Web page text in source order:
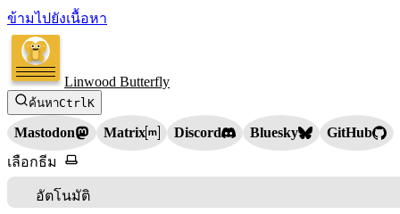
ข้ามไปยังเนื้อหา
Linwood Butterfly
ค้นหาCtrlK
Mastodon Matrix Discord Bluesky
GitHub
เลือกธีม